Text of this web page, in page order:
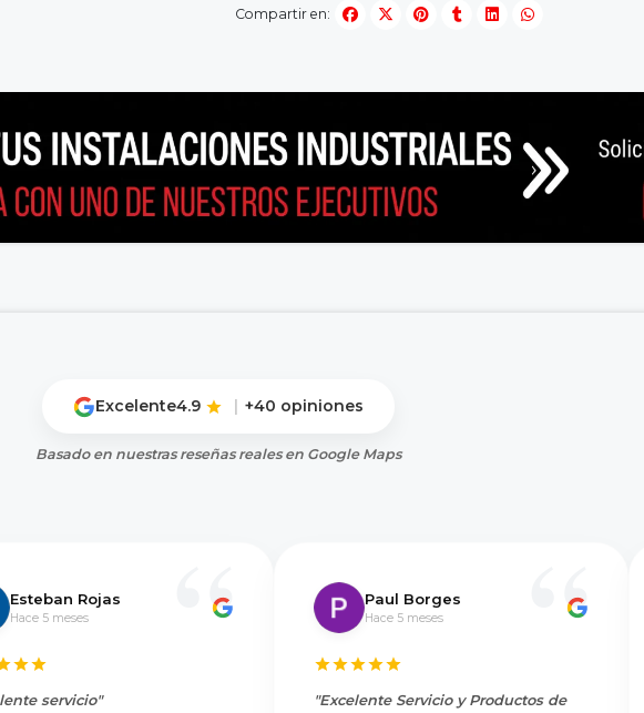
Compartir en:
Excelente4.9 | +40 opiniones
Basado en nuestras reseñas reales en Google Maps
Esteban Rojas
Hace 5 meses
servicio"
Paul Borges
Hace 5 meses
"Excelente Servicio y Productos de